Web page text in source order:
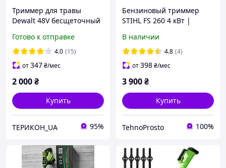
Триммер для травы
Dewalt 48V бесщеточный
Аккумуляторный триммер
ручной с 2 акб Триммер
садовый
Готово к отправке
4.0 (15)
от347₴/мес
2 000₴
Купить
ТЕРИКОН_UA 95%
Бензиновый триммер
STIHL FS 260 4 кВт |
Кусторез для травы
В наличии
4.8 (4)
от398₴/мес
3 900₴
Купить
TehnoProsto 100%